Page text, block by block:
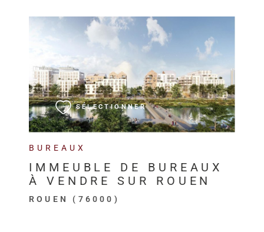
BUREAUX
IMMEUBLE DE BUREAUX
À VENDRE SUR ROUEN
ROUEN (76000)
SÉLECTIONNER
VOIR LE BIEN